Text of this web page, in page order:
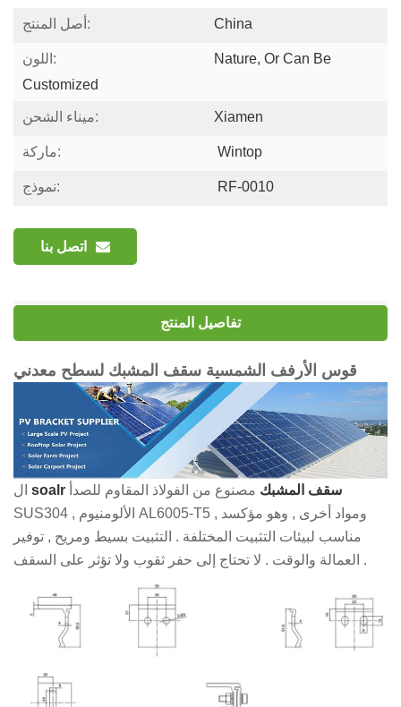
أصل المنتج: China
اللون:
Nature, Or Can Be
Customized
ميناء الشحن: Xiamen
ماركة: Wintop
نموذج: RF-0010
اتصل بنا
تفاصيل المنتج
قوس الأرفف الشمسية سقف المشبك لسطح معدني
ال soalr سقف المشبك مصنوع من الفولاذ المقاوم للصدأ
SUS304 , الألومنيوم AL6005-T5 ومواد أخرى , وهو مؤكسد ,
مناسب لبيئات التثبيت المختلفة . التثبيت بسيط ومريح , توفير
العمالة والوقت . لا تحتاج إلى حفر ثقوب ولا تؤثر على السقف .